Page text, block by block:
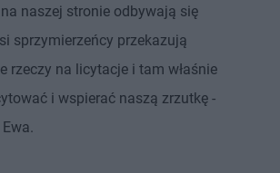
naszej stronie odbywają się
sprzymierzeńcy przekazują
rzeczy na licytacje i tam właśnie
i wspierać naszą zrzutkę -